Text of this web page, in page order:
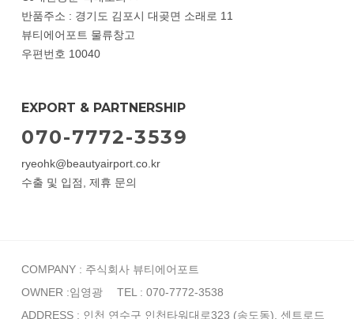
반품주소 : 경기도 김포시 대곶면 소래로 11
뷰티에어포트 물류창고
우편번호 10040
EXPORT & PARTNERSHIP
070-7772-3539
ryeohk@beautyairport.co.kr
수출 및 입점, 제휴 문의
COMPANY : 주식회사 뷰티에어포트
OWNER :임영광
TEL : 070-7772-3538
ADDRESS : 인천 연수구 인천타워대로323 (송도동), 센트로드